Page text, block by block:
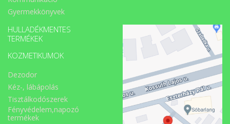
Gyermekkönyvek
HULLADÉKMENTES
TERMÉKEK
KOZMETIKUMOK
Dezodor
Kéz-, lábápolás
Tisztálkodószerek
Fényvédelem,napozó
termékek